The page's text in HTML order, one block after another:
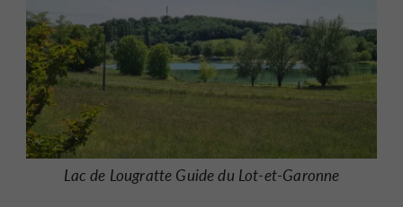
Lac de Lougratte Guide du Lot-et-Garonne